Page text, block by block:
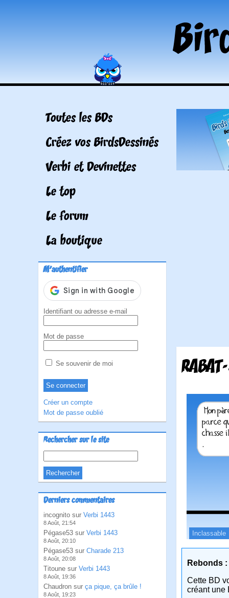
Toutes les BDs
Créez vos BirdsDessinés
Verbi et Devinettes
Le top
Le forum
La boutique
M'authentifier
Identifiant ou adresse e-mail
Mot de passe
Se souvenir de moi
Créer un compte
Mot de passe oublié
Rechercher sur le site
Derniers commentaires
incognito sur Verbi 1443
8 Août, 21:54
Pégase53 sur Verbi 1443
8 Août, 20:10
Pégase53 sur Charade 213
8 Août, 20:08
Titoune sur Verbi 1443
8 Août, 19:36
Chaudron sur ça pique, ça brûle !
8 Août, 19:23
Inclassable
Rebonds :
Cette BD
créant une